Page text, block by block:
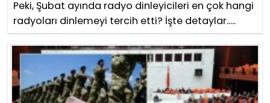
Peki, Şubat ayında radyo dinleyicileri en çok hangi
radyoları dinlemeyi tercih etti? İşte detaylar.....